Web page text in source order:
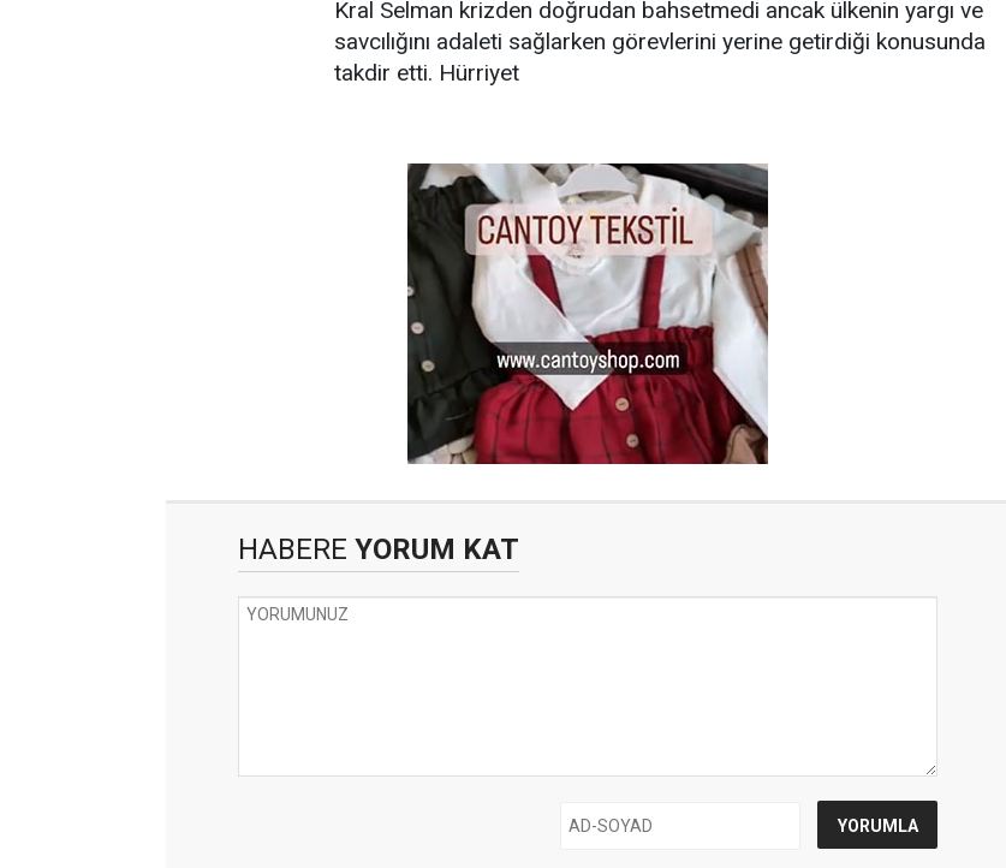
Kral Selman krizden doğrudan bahsetmedi ancak ülkenin yargı ve
savcılığını adaleti sağlarken görevlerini yerine getirdiği konusunda
takdir etti. Hürriyet
HABERE YORUM KAT